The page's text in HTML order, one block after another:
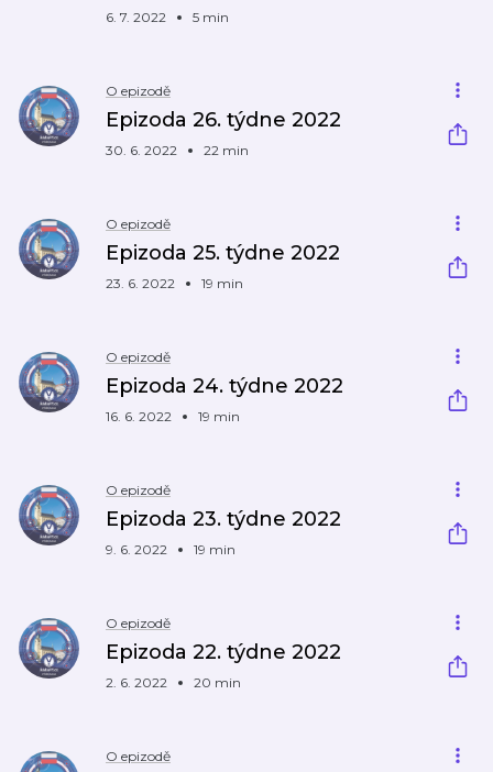
6. 7. 2022 5 min
O epizodě
Epizoda 26. týdne 2022
30. 6. 2022 22 min
O epizodě
Epizoda 25. týdne 2022
23. 6. 2022 19 min
O epizodě
Epizoda 24. týdne 2022
16. 6. 2022 19 min
O epizodě
Epizoda 23. týdne 2022
9. 6. 2022 19 min
O epizodě
Epizoda 22. týdne 2022
2. 6. 2022 20 min
O epizodě